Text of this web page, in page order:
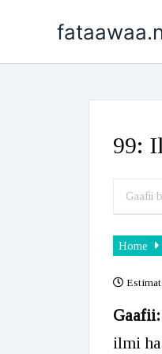
99:
Home
Gaafii:
ilmi